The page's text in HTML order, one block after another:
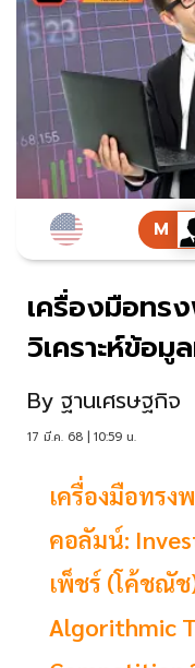
เครื่องมือทร
วิเคราะห์ข้อมู
By ฐานเศรษฐกิจ
17 มี.ค. 68 | 10:59 น.
เครื่องมือทร
คอลัมน์:
เพ็ชร์ (โค้ชณั
Algorithmic